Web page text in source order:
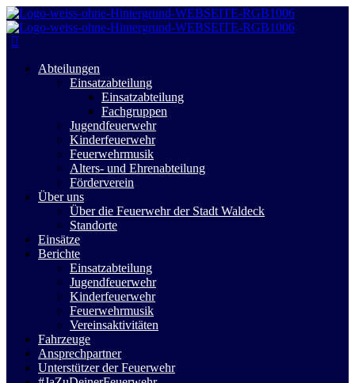
Abteilungen
Einsatzabteilung
Einsatzabteilung
Fachgruppen
Jugendfeuerwehr
Kinderfeuerwehr
Feuerwehrmusik
Alters- und Ehrenabteilung
Förderverein
Über uns
Über die Feuerwehr der Stadt Waldeck
Standorte
Einsätze
Berichte
Einsatzabteilung
Jugendfeuerwehr
Kinderfeuerwehr
Feuerwehrmusik
Vereinsaktivitäten
Fahrzeuge
Ansprechpartner
Unterstützer der Feuerwehr